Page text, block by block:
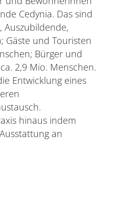
Cedynia. Das sind
Gäste und Touristen
Bürger und
2,9 Mio. Menschen.
Entwicklung eines
hinaus indem
an